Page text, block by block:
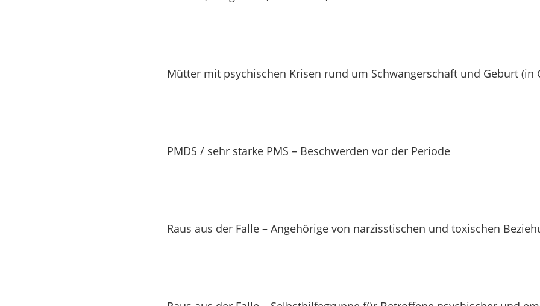
Mütter mit psychischen Krisen rund um Schwangerschaft und Geburt (in
PMDS / sehr starke PMS – Beschwerden vor der Periode
Raus aus der Falle – Angehörige von narzisstischen und toxischen